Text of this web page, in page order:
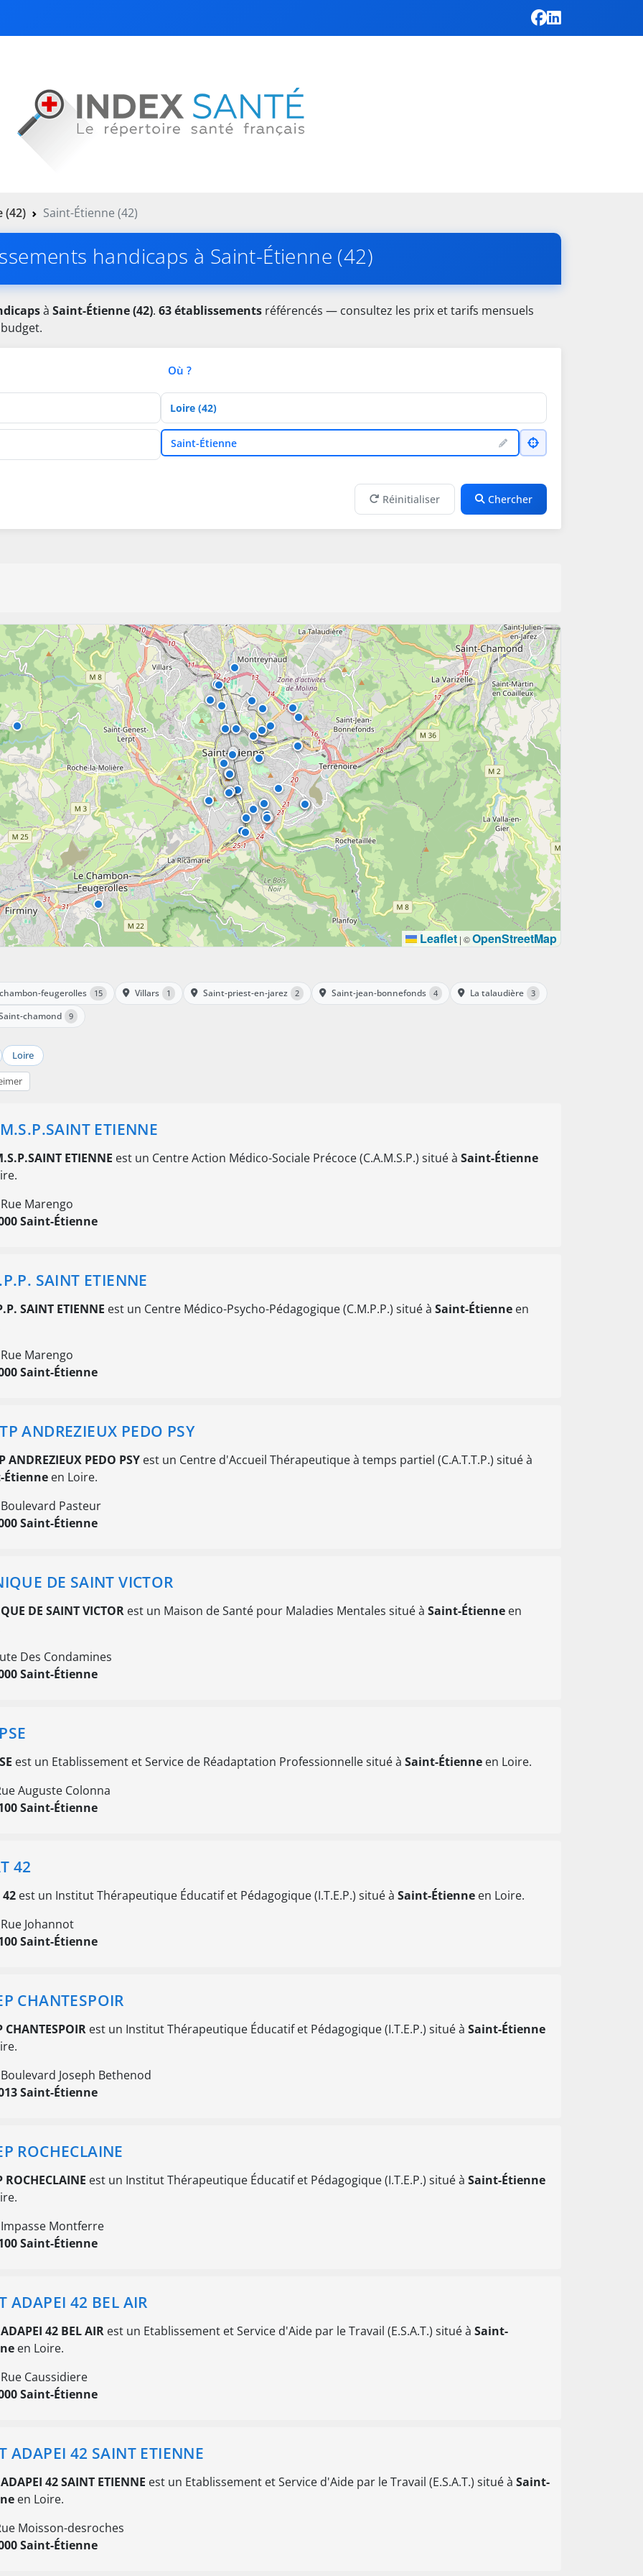
(42) Saint-Étienne (42)
handicaps à Saint-Étienne (42)
à Saint-Étienne (42). 63 établissements référencés — consultez les prix et tarifs mensuels
Où ?
Département
VilleSaint-Étienne
Réinitialiser Chercher
Leaflet | ©OpenStreetMap
feugerolles 15 Villars 1 Saint-priest-en-jarez 2 Saint-jean-bonnefonds 4 La talaudière 3
chamond 9
Loire
ETIENNE
ETIENNE est un Centre Action Médico-Sociale Précoce (C.A.M.S.P.) situé à Saint-Étienne
Marengo
Saint-Étienne
SAINT ETIENNE
SAINT ETIENNE est un Centre Médico-Psycho-Pédagogique (C.M.P.P.) situé à Saint-Étienne en
Marengo
Saint-Étienne
ANDREZIEUX PEDO PSY
ANDREZIEUX PEDO PSY est un Centre d'Accueil Thérapeutique à temps partiel (C.A.T.T.P.) situé à
Étienne en Loire.
Pasteur
Saint-Étienne
DE SAINT VICTOR
DE SAINT VICTOR est un Maison de Santé pour Maladies Mentales situé à Saint-Étienne en
Des Condamines
Saint-Étienne
est un Etablissement et Service de Réadaptation Professionnelle situé à Saint-Étienne en Loire.
Auguste Colonna
Saint-Étienne
42
42 est un Institut Thérapeutique Éducatif et Pédagogique (I.T.E.P.) situé à Saint-Étienne en Loire.
Johannot
Saint-Étienne
CHANTESPOIR
CHANTESPOIR est un Institut Thérapeutique Éducatif et Pédagogique (I.T.E.P.) situé à Saint-Étienne
Joseph Bethenod
Saint-Étienne
ROCHECLAINE
ROCHECLAINE est un Institut Thérapeutique Éducatif et Pédagogique (I.T.E.P.) situé à Saint-Étienne
Montferre
Saint-Étienne
ADAPEI 42 BEL AIR
42 BEL AIR est un Etablissement et Service d'Aide par le Travail (E.S.A.T.) situé à Saint-
en Loire.
Caussidiere
Saint-Étienne
ADAPEI 42 SAINT ETIENNE
42 SAINT ETIENNE est un Etablissement et Service d'Aide par le Travail (E.S.A.T.) situé à Saint-
en Loire.
Moisson-desroches
Saint-Étienne